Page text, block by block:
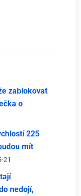
zablokovat
o
225
mít
21
nedojí,